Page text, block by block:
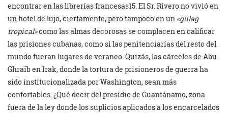
encontrar en las librerías francesas15. El Sr. Rivero no vivió en
un hotel de lujo, ciertamente, pero tampoco en un «gulag
tropical»como las almas decorosas se complacen en calificar
las prisiones cubanas, como si las penitenciarías del resto del
mundo fueran lugares de veraneo. Quizás, las cárceles de Abu
Ghraïb en Irak, donde la tortura de prisioneros de guerra ha
sido institucionalizada por Washington, sean más
confortables. ¿Qué decir del presidio de Guantánamo, zona
fuera de la ley donde los suplicios aplicados a los encarcelados